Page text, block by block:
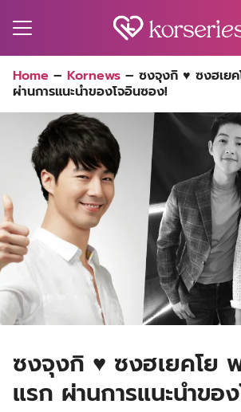
for:
Home – Kornews – ซงจุงกิ ♥ ซงฮเย
ผ่านการแนะนำของโจอินซอง!
ซงจุงกิ ♥ ซงฮเยคโย
แรก ผ่านการแนะนำขอ